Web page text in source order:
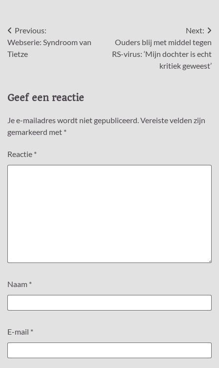
Bericht
navigatie
Previous:
Webserie: Syndroom van
Tietze
Next:
Ouders blij met middel tegen
RS-virus: ‘Mijn dochter is echt
kritiek geweest’
Geef een reactie
Je e-mailadres wordt niet gepubliceerd.Vereiste velden zijn
gemarkeerd met *
Reactie *
Naam *
E-mail *